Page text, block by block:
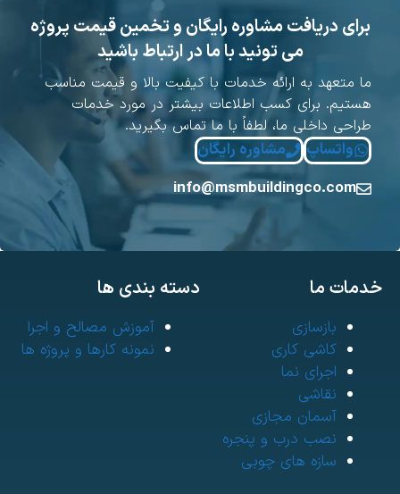
برای دریافت مشاوره رایگان و تخمین قیمت پروژه
می تونید با ما در ارتباط باشید
ما متعهد به ارائه خدمات با کیفیت بالا و قیمت مناسب
هستیم. برای کسب اطلاعات بیشتر در مورد خدمات
طراحی داخلی ما، لطفاً با ما تماس بگیرید.
واتساپ
مشاوره رایگان
info@msmbuildingco.com
ما
بازسازی
کاشی کاری
اجرای نما
نقاشی
آسمان مجازی
نصب درب و پنجره
سازه های چوبی
دسته بندی ها
آموزش مصالح و اجرا
نمونه کارها و پروژه ها